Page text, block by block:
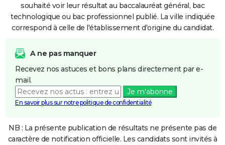
souhaité voir leur résultat au baccalauréat général, bac
technologique ou bac professionnel publié. La ville indiquée
correspond à celle de l'établissement d'origine du candidat.
A ne pas manquer
Recevez nos astuces et bons plans directement par e-
mail.
Je m'abonne
En savoir plus sur notre politique de confidentialité
NB : La présente publication de résultats ne présente pas de
caractère de notification officielle. Les candidats sont invités à